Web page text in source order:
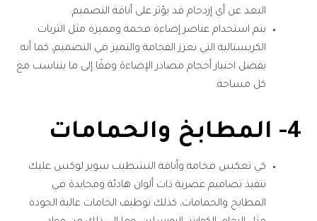
البعد عن أي إزدحام قد يؤثر على أناقة التصميم.
يتم استخدام عناصر إضاءة فخمة ومميزة مثل الثريات
الكريستالية التي تعزز الفخامة والتميز في التصميم، كما أنه
يفضل اختيار أحجام مصادر الإضاءة وفقًا إلى ما يتناسب مع
كل مساحة.
4- المطابخ والحمامات
كي تعكس فخامة وأناقة التشطيب سوبر لوكس عليك
تنفيذ تصاميم عصرية ذات ألوان هادئة ومحايدة في
المطابخ والحمامات، كذلك توظيف الخامات عالية الجودة